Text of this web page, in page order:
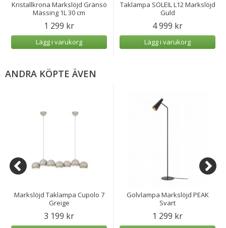
Kristallkrona Markslöjd Gränsö
Mässing 1L 30 cm
1 299 kr
Lägg i varukorg
Taklampa SOLEIL L12 Markslöjd
Guld
4 999 kr
Lägg i varukorg
ANDRA KÖPTE ÄVEN
Markslöjd Taklampa Cupolo 7
Greige
3 199 kr
Golvlampa Markslöjd PEAK
Svart
1 299 kr